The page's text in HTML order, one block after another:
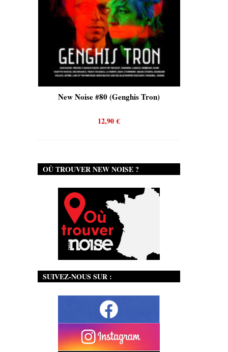
New Noise #80 (Genghis Tron) New Noise #80
OÙ TROUVER NEW NOISE ?
SUIVEZ-NOUS SUR :